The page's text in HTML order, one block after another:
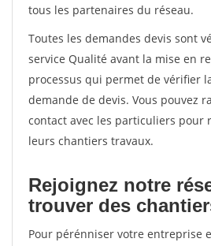
tous les partenaires du réseau.
Toutes les demandes devis sont
service Qualité avant la mise en
processus qui permet de vérifier
demande de devis. Vous pouvez
contact avec les particuliers pour
leurs chantiers travaux.
Rejoignez notre
trouver des
Pour pérénniser votre entreprise